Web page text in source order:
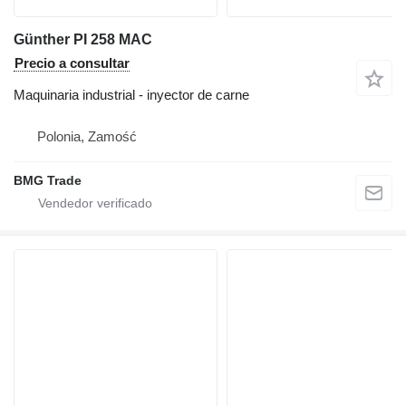
Günther PI 258 MAC
Precio a consultar
Maquinaria industrial - inyector de carne
Polonia, Zamość
BMG Trade